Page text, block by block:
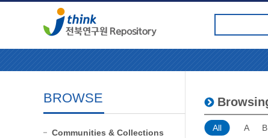
BROWSE
Communities & Collections All A B